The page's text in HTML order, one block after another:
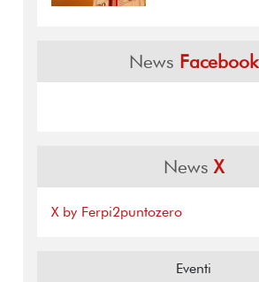
News Facebook
NewsX
X by Ferpi2puntozero
Eventi